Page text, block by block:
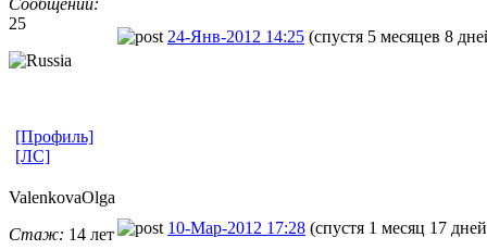
25
24-Янв-2012 14:25 (спустя 5 месяцев 8
[Профиль]
[ЛС]
ValenkovaOlg​a
Стаж: 14 лет
10-Мар-2012 17:28 (спустя 1 месяц 17